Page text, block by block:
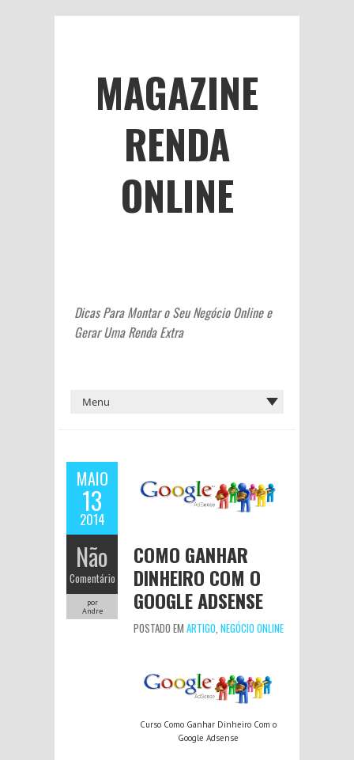
MAGAZINE
RENDA
ONLINE
Dicas Para Montar o Seu Negócio Online e
Gerar Uma Renda Extra
MAIO
13
2014
Não
Comentário
por
Andre
COMO GANHAR
DINHEIRO COM O
GOOGLE ADSENSE
POSTADO EM ARTIGO, NEGÓCIO ONLINE
Curso Como Ganhar Dinheiro Com o
Google Adsense